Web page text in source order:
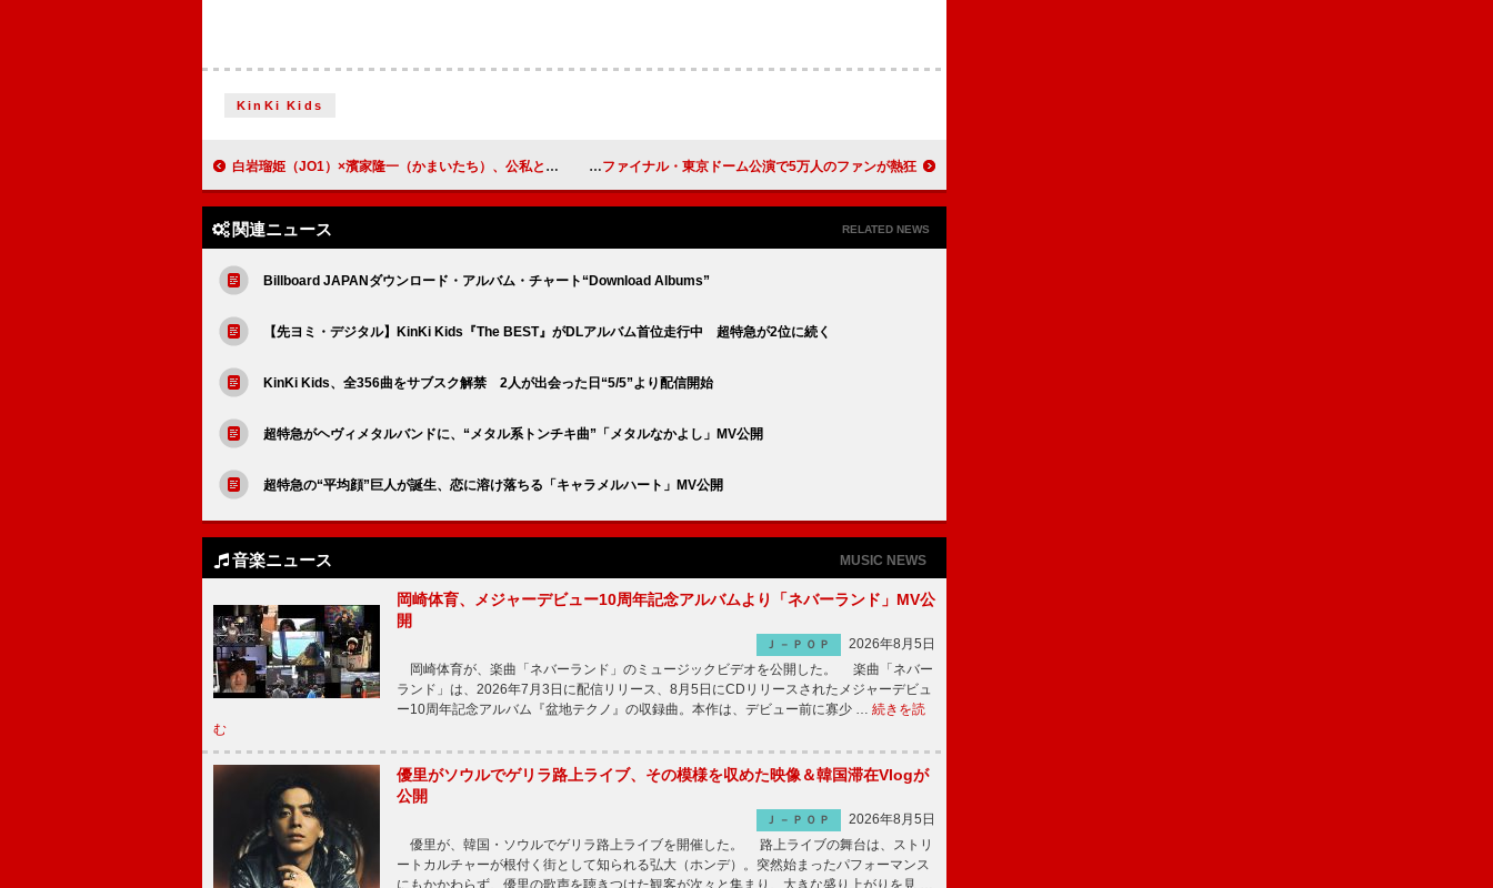
KinKi Kids
白岩瑠姫（JO1）×濱家隆一（かまいたち）、公私ともに仲の良い2人が対談『JO1のオールナイトニッポンX』 XG、世界35都市を回ったワールドツアーのファイナル・東京ドーム公演で5万人のファンが熱狂
関連ニュース RELATED NEWS
Billboard JAPANダウンロード・アルバム・チャート“Download Albums”
【先ヨミ・デジタル】KinKi Kids『The BEST』がDLアルバム首位走行中 超特急が2位に続く
KinKi Kids、全356曲をサブスク解禁 2人が出会った日“5/5”より配信開始
超特急がヘヴィメタルバンドに、“メタル系トンチキ曲”「メタルなかよし」MV公開
超特急の“平均顔”巨人が誕生、恋に溶け落ちる「キャラメルハート」MV公開
音楽ニュース MUSIC NEWS
岡崎体育、メジャーデビュー10周年記念アルバムより「ネバーランド」MV公
開
Ｊ－ＰＯＰ
2026年8月5日
岡崎体育が、楽曲「ネバーランド」のミュージックビデオを公開した。 楽曲「ネバー
ランド」は、2026年7月3日に配信リリース、8月5日にCDリリースされたメジャーデビュ
ー10周年記念アルバム『盆地テクノ』の収録曲。本作は、デビュー前に寡少 … 続きを読
む
優里がソウルでゲリラ路上ライブ、その模様を収めた映像＆韓国滞在Vlogが
公開
Ｊ－ＰＯＰ
2026年8月5日
優里が、韓国・ソウルでゲリラ路上ライブを開催した。 路上ライブの舞台は、ストリ
ートカルチャーが根付く街として知られる弘大（ホンデ）。突然始まったパフォーマンス
にもかかわらず、優里の歌声を聴きつけた観客が次々と集まり、大きな盛り上がりを見 …